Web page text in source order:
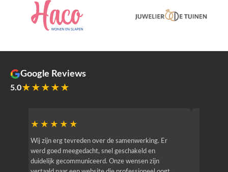
Google Reviews
5.0★★★★★
★★★★★
Wij zijn erg tevreden over de samenwerking. Er
werd goed meegedacht, snel geschakeld en
duidelijk gecommuniceerd. Onze wensen zijn